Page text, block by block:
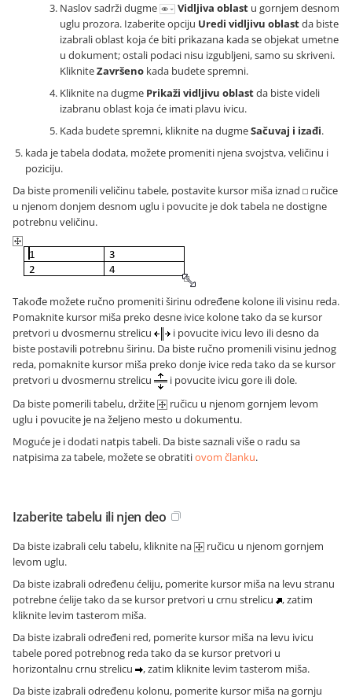
Naslov sadrži dugme Vidljiva oblast u gornjem desnom
uglu prozora. Izaberite opciju Uredi vidljivu oblastda biste
izabrali oblast koja će biti prikazana kada se objekat umetne
u dokument; ostali podaci nisu izgubljeni, samo su skriveni.
KlikniteZavršeno kada budete spremni.
Kliknite na dugme Prikaži vidljivu oblastda biste videli
izabranu oblast koja će imati plavu ivicu.
Kada budete spremni, kliknite na dugmeSačuvaj i izađi.
kada je tabela dodata, možete promeniti njena svojstva, veličinu i
poziciju.
Da biste promenili veličinu tabele, postavite kursor miša iznad
ručice
u njenom donjem desnom uglu i povucite je dok tabela ne dostigne
potrebnu veličinu.
Takođe možete ručno promeniti širinu određene kolone ili visinu reda.
Pomaknite kursor miša preko desne ivice kolone tako da se kursor
pretvori u dvosmernu strelicu
i povucite ivicu levo ili desno da
biste postavili potrebnu širinu. Da biste ručno promenili visinu jednog
reda, pomaknite kursor miša preko donje ivice reda tako da se kursor
pretvori u dvosmernu strelicu
i povucite ivicu gore ili dole.
Da biste pomerili tabelu, držite
ručicu u njenom gornjem levom
uglu i povucite je na željeno mesto u dokumentu.
Moguće je i dodati natpis tabeli. Da biste saznali više o radu sa
natpisima za tabele, možete se obratitiovom članku.
Izaberite tabelu ili njen deo
Da biste izabrali celu tabelu, kliknite na
ručicu u njenom gornjem
levom uglu.
Da biste izabrali određenu ćeliju, pomerite kursor miša na levu stranu
potrebne ćelije tako da se kursor pretvori u crnu strelicu
, zatim
kliknite levim tasterom miša.
Da biste izabrali određeni red, pomerite kursor miša na levu ivicu
tabele pored potrebnog reda tako da se kursor pretvori u
horizontalnu crnu strelicu
, zatim kliknite levim tasterom miša.
Da biste izabrali određenu kolonu, pomerite kursor miša na gornju